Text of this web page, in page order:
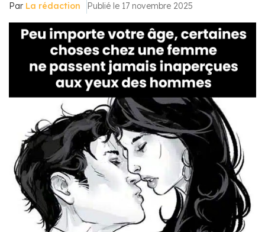
Par La rédaction Publié le 17 novembre 2025